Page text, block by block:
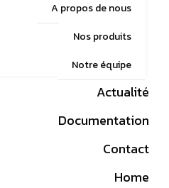
A propos de nous
Nos produits
Notre équipe
Actualité
Documentation
Contact
Home